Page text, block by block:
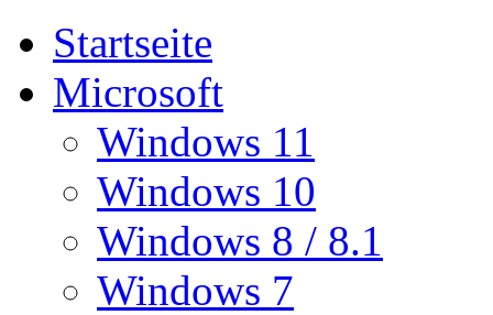
Startseite
Microsoft
Windows 11
Windows 10
Windows 8 / 8.1
Windows 7